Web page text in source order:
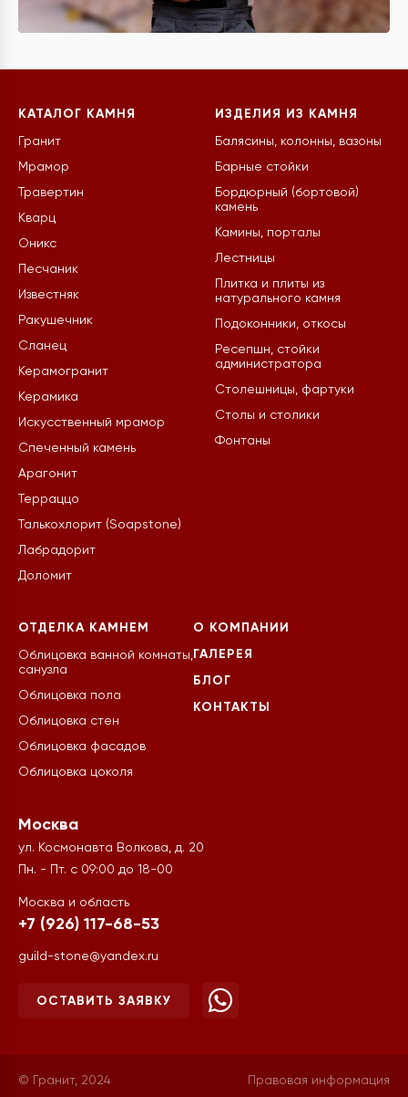
КАТАЛОГ КАМНЯ
Гранит
Мрамор
Травертин
Кварц
Оникс
Песчаник
Известняк
Ракушечник
Сланец
Керамогранит
Керамика
Искусственный мрамор
Спеченный камень
Арагонит
Терраццо
Талькохлорит (Soapstone)
Лабрадорит
Доломит
ИЗДЕЛИЯ ИЗ КАМНЯ
Балясины, колонны, вазоны
Барные стойки
Бордюрный (бортовой)
камень
Камины, порталы
Лестницы
Плитка и плиты из
натурального камня
Подоконники, откосы
Ресепшн, стойки
администратора
Столешницы, фартуки
Столы и столики
Фонтаны
ОТДЕЛКА КАМНЕМ
Облицовка ванной комнаты,
санузла
Облицовка пола
Облицовка стен
Облицовка фасадов
Облицовка цоколя
О КОМПАНИИ
ГАЛЕРЕЯ
БЛОГ
КОНТАКТЫ
Москва
ул. Космонавта Волкова, д. 20
Пн. - Пт. с 09:00 до 18-00
Москва и область
+7 (926) 117-68-53
guild-stone@yandex.ru
ОСТАВИТЬ ЗАЯВКУ
© Гранит, 2024 Правовая информация